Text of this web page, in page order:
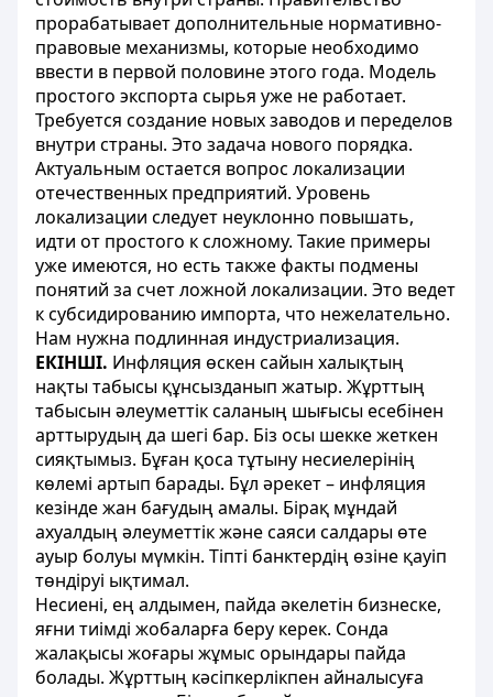
прорабатывает дополнительные нормативно-
правовые механизмы, которые необходимо
ввести в первой половине этого года. Модель
простого экспорта сырья уже не работает.
Требуется создание новых заводов и переделов
внутри страны. Это задача нового порядка.
Актуальным остается вопрос локализации
отечественных предприятий. Уровень
локализации следует неуклонно повышать,
идти от простого к сложному. Такие примеры
уже имеются, но есть также факты подмены
понятий за счет ложной локализации. Это ведет
к субсидированию импорта, что нежелательно.
Нам нужна подлинная индустриализация.
ЕКІНШІ. Инфляция өскен сайын халықтың
нақты табысы құнсызданып жатыр. Жұрттың
табысын әлеуметтік саланың шығысы есебінен
арттырудың да шегі бар. Біз осы шекке жеткен
сияқтымыз. Бұған қоса тұтыну несиелерінің
көлемі артып барады. Бұл әрекет – инфляция
кезінде жан бағудың амалы. Бірақ мұндай
ахуалдың әлеуметтік және саяси салдары өте
ауыр болуы мүмкін. Тіпті банктердің өзіне қауіп
төндіруі ықтимал.
Несиені, ең алдымен, пайда әкелетін бизнеске,
яғни тиімді жобаларға беру керек. Сонда
жалақысы жоғары жұмыс орындары пайда
болады. Жұрттың кәсіпкерлікпен айналысуға